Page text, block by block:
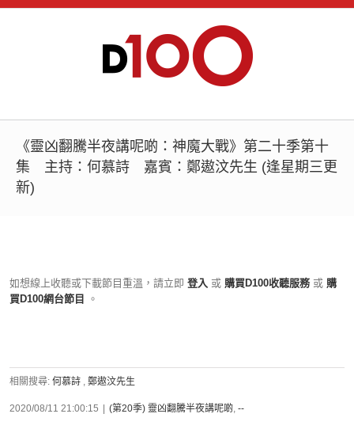
《靈凶翻騰半夜講呢啲：神魔大戰》第二十季第十
集 主持：何慕詩 嘉賓：鄭遨汶先生 (逢星期三更
新)
如想線上收聽或下載節目重溫，請立即 登入 或 購買D100收聽服務 或 購
買D100網台節目
。
相關搜尋: 何慕詩 , 鄭遨汶先生
2020/08/11 21:00:15 (第20季) 靈凶翻騰半夜講呢啲, --